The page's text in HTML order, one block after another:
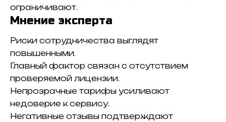
ограничивают.
Мнение эксперта
Риски сотрудничества выглядят
повышенными.
Главный фактор связан с отсутствием
проверяемой лицензии.
Непрозрачные тарифы усиливают
недоверие к сервису.
Негативные отзывы подтверждают